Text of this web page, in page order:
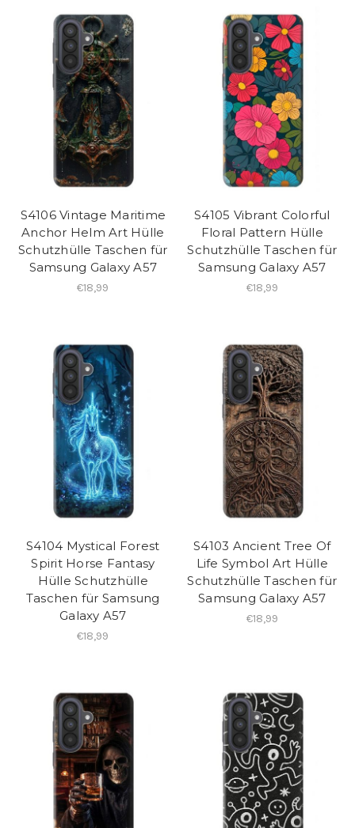
S4106 Vintage Maritime
Anchor Helm Art Hülle
Schutzhülle Taschen für
Samsung Galaxy A57
€18,99
S4105 Vibrant Colorful
Floral Pattern Hülle
Schutzhülle Taschen für
Samsung Galaxy A57
€18,99
S4104 Mystical Forest
Spirit Horse Fantasy
Hülle Schutzhülle
Taschen für Samsung
Galaxy A57
€18,99
S4103 Ancient Tree Of
Life Symbol Art Hülle
Schutzhülle Taschen für
Samsung Galaxy A57
€18,99